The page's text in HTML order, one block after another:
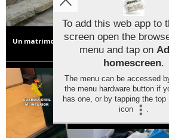
Un matrimonio de Ourense, investigado por
Sanxenxo con el 'timo del
Aviso sobre el Uso de
Utilizamos cookies
funcionamiento del
lista de cookies y como
nuestra Política de
Aceptar Cookies
To add this web app to
screen open the
menu and tap on
homescreen.
The menu can be accessed
the menu hardware button if
has one, or by tapping the top
icon
.